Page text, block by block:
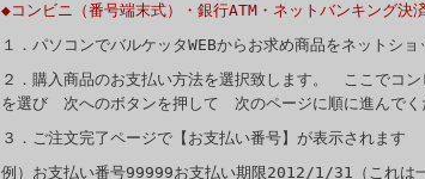
◆コンビニ（番号端末式）・銀行ATM・ネットバンキング決
１．パソコンでバルケッタWEBからお求め商品をネットシ
２．購入商品のお支払い方法を選択致します。 ここでコ
を選び 次へのボタンを押して 次のページに順に進んでく
３．ご注文完了ページで【お支払い番号】が表示されます
例）お支払い番号99999お支払い期限2012/1/31（これは一